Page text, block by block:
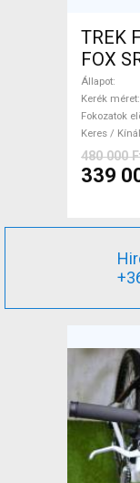
TREK
FOX
ELADÓ
Állapot
Kerék méret
Fokozatok
Keres / Kínál
480 000
339